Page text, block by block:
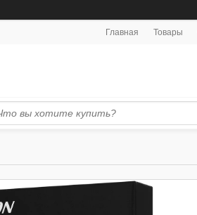
Главная Товары